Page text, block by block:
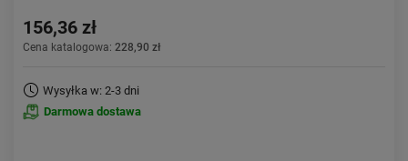
156,36 zł
Cena katalogowa: 228,90 zł
Wysyłka w: 2-3 dni
Darmowa dostawa